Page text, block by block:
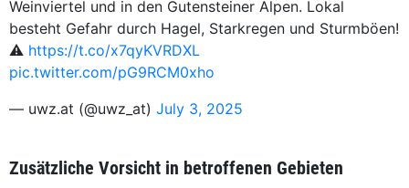
Weinviertel und in den Gutensteiner Alpen. Lokal
besteht Gefahr durch Hagel, Starkregen und Sturmböen!
⚠️ https://t.co/x7qyKVRDXL
pic.twitter.com/pG9RCM0xho
— uwz.at (@uwz_at) July 3, 2025
Zusätzliche Vorsicht in betroffenen Gebieten